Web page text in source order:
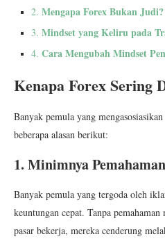
2. Mengapa Forex Bukan Judi?
3. Mindset yang Keliru pada
4. Cara Mengubah Mindset
Kenapa Forex Sering
Banyak pemula yang
beberapa alasan berikut:
1. Minimnya
Banyak pemula yang tergoda oleh
keuntungan cepat. Tanpa
pasar bekerja, mereka cenderung